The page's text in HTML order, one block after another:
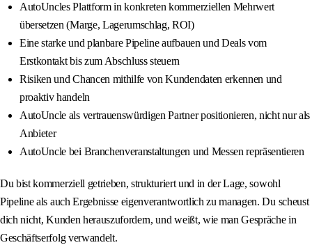
AutoUncles Plattform in konkreten kommerziellen Mehrwert
übersetzen (Marge, Lagerumschlag, ROI)
Eine starke und planbare Pipeline aufbauen und Deals vom
Erstkontakt bis zum Abschluss steuern
Risiken und Chancen mithilfe von Kundendaten erkennen und
proaktiv handeln
AutoUncle als vertrauenswürdigen Partner positionieren, nicht nur als
Anbieter
AutoUncle bei Branchenveranstaltungen und Messen repräsentieren
Du bist kommerziell getrieben, strukturiert und in der Lage, sowohl
Pipeline als auch Ergebnisse eigenverantwortlich zu managen. Du scheust
dich nicht, Kunden herauszufordern, und weißt, wie man Gespräche in
Geschäftserfolg verwandelt.